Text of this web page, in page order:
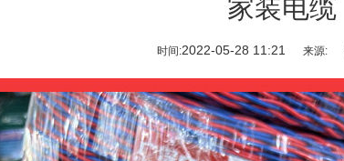
家装电缆
时间:2022-05-28 11:21 来源: